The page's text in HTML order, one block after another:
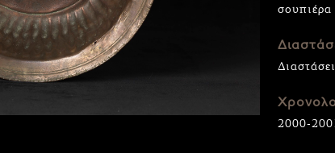
σουπιέρα
2000-